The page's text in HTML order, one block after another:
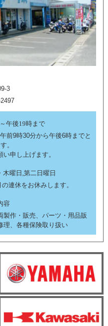
3
午後19時まで
前9時30分から午後6時までと
。
申し上げます。
曜日,第二日曜日
連休をお休みします。
容
製作・販売、パーツ・用品販
理、各種保険取り扱い